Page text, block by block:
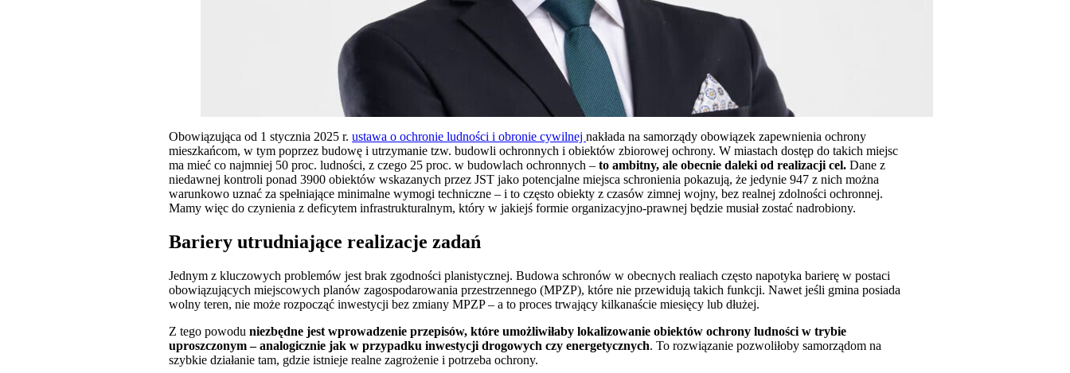
Obowiązująca od 1 stycznia 2025 r. ustawa o ochronie ludności i obronie cywilnej nakłada na samorządy obowiązek zapewnienia ochrony
mieszkańcom, w tym poprzez budowę i utrzymanie tzw. budowli ochronnych i obiektów zbiorowej ochrony. W miastach dostęp do takich miejsc
ma mieć co najmniej 50 proc. ludności, z czego 25 proc. w budowlach ochronnych – to ambitny, ale obecnie daleki od realizacji cel. Dane z
niedawnej kontroli ponad 3900 obiektów wskazanych przez JST jako potencjalne miejsca schronienia pokazują, że jedynie 947 z nich można
warunkowo uznać za spełniające minimalne wymogi techniczne – i to często obiekty z czasów zimnej wojny, bez realnej zdolności ochronnej.
Mamy więc do czynienia z deficytem infrastrukturalnym, który w jakiejś formie organizacyjno-prawnej będzie musiał zostać nadrobiony.
Bariery utrudniające realizacje zadań
Jednym z kluczowych problemów jest brak zgodności planistycznej. Budowa schronów w obecnych realiach często napotyka barierę w postaci
obowiązujących miejscowych planów zagospodarowania przestrzennego (MPZP), które nie przewidują takich funkcji. Nawet jeśli gmina posiada
wolny teren, nie może rozpocząć inwestycji bez zmiany MPZP – a to proces trwający kilkanaście miesięcy lub dłużej.
Z tego powodu niezbędne jest wprowadzenie przepisów, które umożliwiłaby lokalizowanie obiektów ochrony ludności w trybie
uproszczonym – analogicznie jak w przypadku inwestycji drogowych czy energetycznych. To rozwiązanie pozwoliłoby samorządom na
szybkie działanie tam, gdzie istnieje realne zagrożenie i potrzeba ochrony.